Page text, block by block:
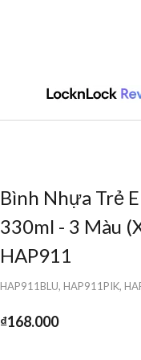
Bình Nhựa Trẻ
330ml - 3 Màu
HAP911
HAP911BLU, HAP911PIK,
₫168.000